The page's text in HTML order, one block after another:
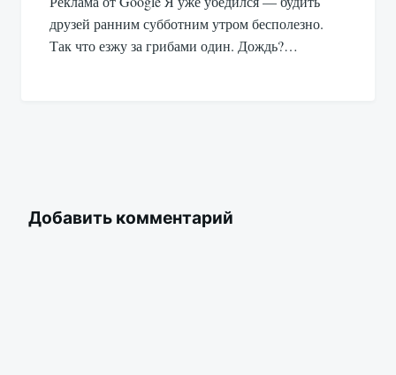
друзей ранним субботним утром бесполезно.
Так что езжу за грибами один. Дождь?…
Добавить комментарий